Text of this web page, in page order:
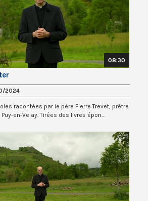
08:30
2024
racontées par le père Pierre Trevet, prêtre
en-Velay. Tirées des livres épon...